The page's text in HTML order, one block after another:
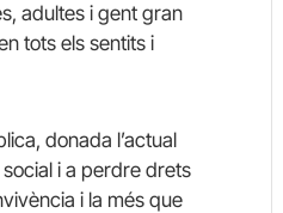
adultes i gent gran
tots els sentits i
donada l’actual
i a perdre drets
i la més que